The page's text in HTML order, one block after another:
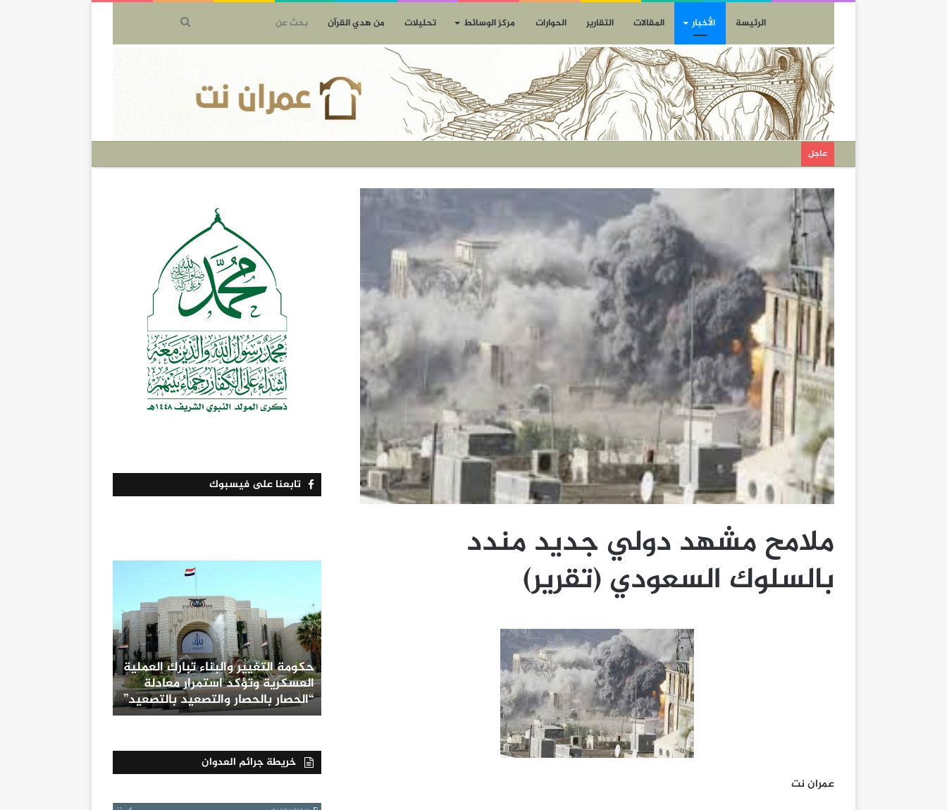
الرئيسة الأخبار المقالات التقارير الحوارات مركز الوسائط تحليلات من هدي القرآن
عاجل
ملامح مشهد دولي جديد مندد
بالسلوك السعودي (تقرير)
عمران نت
تابعنا على فيسبوك
حكومة التغيير والبناء تبارك العملية
العسكرية وتؤكد استمرار معادلة
“الحصار بالحصار والتصعيد بالتصعيد”
خريطة جرائم العدوان